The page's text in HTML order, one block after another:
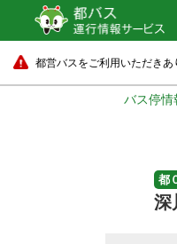
都営バスをご利用いただきあ
バス停情
都
深